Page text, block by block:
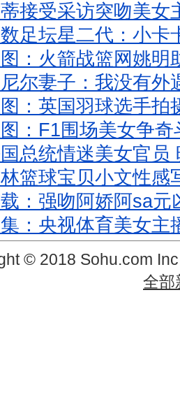
接受采访突吻美女
足坛星二代：小卡
：火箭战篮网姚明
尔妻子：我没有外
：英国羽球选手拍
：F1围场美女争
总统情迷美女官员
篮球宝贝小文性感
：强吻阿娇阿sa元
：央视体育美女主
© 2018 Sohu.com
全部